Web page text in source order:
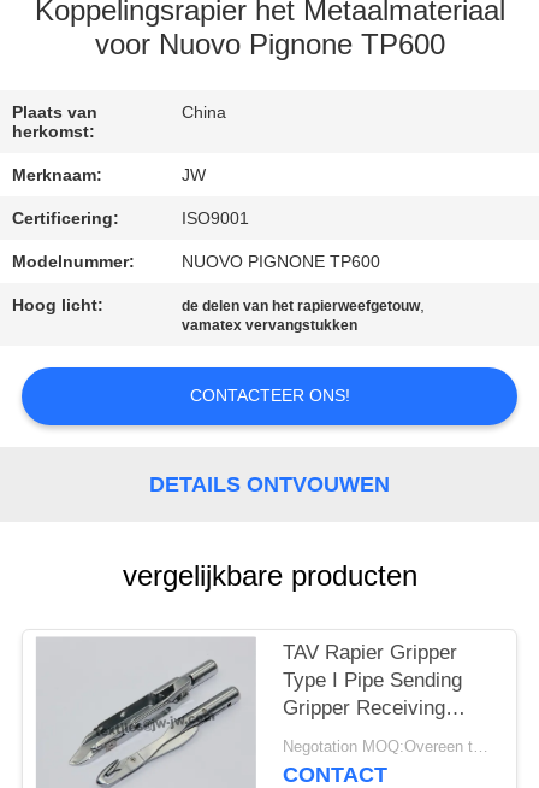
NIEUWS
EEN
OFFERTE
AAN
SITEMAP
Koppelingsrapier het Metaalmateriaal
voor Nuovo Pignone TP600
Plaats van
herkomst:
China
Merknaam: JW
Certificering: ISO9001
Modelnummer: NUOVO PIGNONE TP600
Hoog licht: de delen van het rapierweefgetouw,
vamatex vervangstukken
CONTACTEER ONS!
DETAILS ONTVOUWEN
vergelijkbare producten
TAV Rapier Gripper
Type I Pipe Sending
Gripper Receiving
Gripper Voor Capet
Loom
Negotation MOQ:Overeen te komen
CONTACT